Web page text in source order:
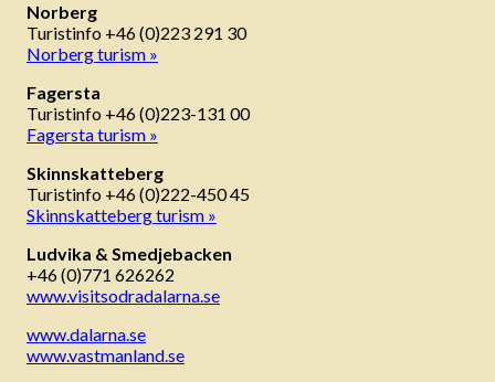
Norberg
Turistinfo +46 (0)223 291 30
Norberg turism »
Fagersta
Turistinfo +46 (0)223-131 00
Fagersta turism »
Skinnskatteberg
Turistinfo +46 (0)222-450 45
Skinnskatteberg turism »
Ludvika & Smedjebacken
+46 (0)771 626262
www.visitsodradalarna.se
www.dalarna.se
www.vastmanland.se